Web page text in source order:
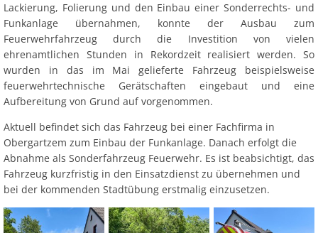
Lackierung, Folierung und den Einbau einer Sonderrechts- und
Funkanlage übernahmen, konnte der Ausbau zum
Feuerwehrfahrzeug durch die Investition von vielen
ehrenamtlichen Stunden in Rekordzeit realisiert werden. So
wurden in das im Mai gelieferte Fahrzeug beispielsweise
feuerwehrtechnische Gerätschaften eingebaut und eine
Aufbereitung von Grund auf vorgenommen.
Aktuell befindet sich das Fahrzeug bei einer Fachfirma in
Obergartzem zum Einbau der Funkanlage. Danach erfolgt die
Abnahme als Sonderfahrzeug Feuerwehr. Es ist beabsichtigt, das
Fahrzeug kurzfristig in den Einsatzdienst zu übernehmen und
bei der kommenden Stadtübung erstmalig einzusetzen.